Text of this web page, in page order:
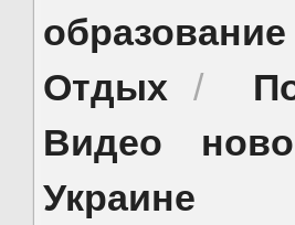
образование
Отдых /
Видео
Украине